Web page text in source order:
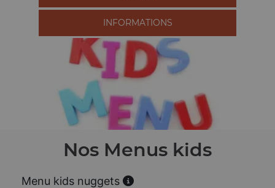
INFORMATIONS
Nos Menus kids
Menu kids nuggets